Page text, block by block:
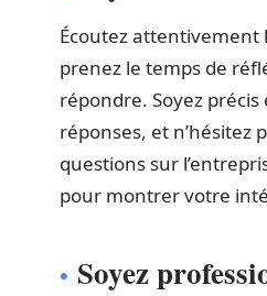
Écoutez attentivement
prenez le temps de
répondre. Soyez précis
réponses, et n’hésitez
questions sur
pour montrer votre
Soyez